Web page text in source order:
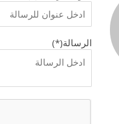
الرسالة(*)